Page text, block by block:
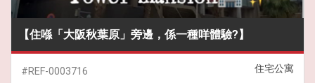
【住喺「大阪秋葉原」旁邊，係一種咩體驗?】
住宅公寓
#REF-0003716